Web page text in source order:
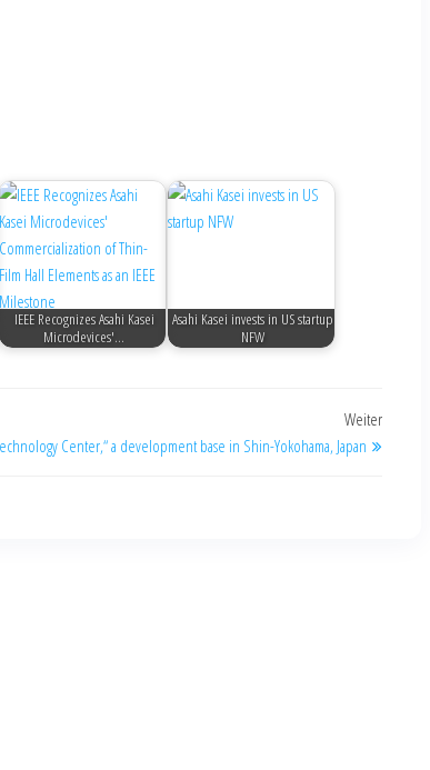
IEEE Recognizes Asahi Kasei
Microdevices'…
Asahi Kasei invests in US startup
NFW
Weiter
Center,“ a development base in Shin-Yokohama, Japan